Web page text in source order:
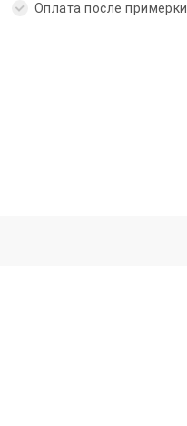
Оплата после примерки